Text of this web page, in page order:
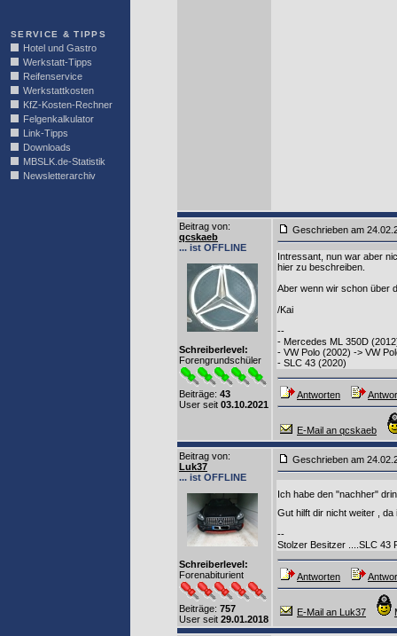
SERVICE & TIPPS
Hotel und Gastro
Werkstatt-Tipps
Reifenservice
Werkstattkosten
KfZ-Kosten-Rechner
Felgenkalkulator
Link-Tipps
Downloads
MBSLK.de-Statistik
Newsletterarchiv
Beitrag von:
qcskaeb
... ist OFFLINE
Schreiberlevel:
Forengrundschüler
Beiträge: 43
User seit 03.10.2021
Geschrieben am
Intressant, nun war aber
hier zu beschreiben.
Aber wenn wir schon über
/Kai
--
- Mercedes ML 350D
- VW Polo (2002) -> VW
- SLC 43 (2020)
Antworten
E-Mail an qcskaeb
Beitrag von:
Luk37
... ist OFFLINE
Schreiberlevel:
Forenabiturient
Beiträge: 757
User seit 29.01.2018
Geschrieben am
Ich habe den "nachher"
Gut hilft dir nicht weiter ,
--
Stolzer Besitzer ....SLC 43
Antworten
E-Mail an Luk37